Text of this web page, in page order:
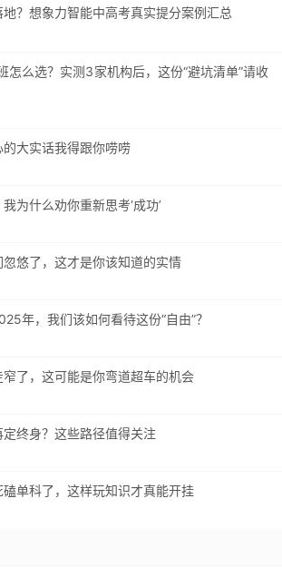
？想象力智能中高考真实提分案例汇总
怎么选？实测3家机构后，这份“避坑清单”请收
大实话我得跟你唠唠
为什么劝你重新思考‘成功’
悠了，这才是你该知道的实情
年，我们该如何看待这份“自由”？
了，这可能是你弯道超车的机会
终身？这些路径值得关注
单科了，这样玩知识才真能开挂